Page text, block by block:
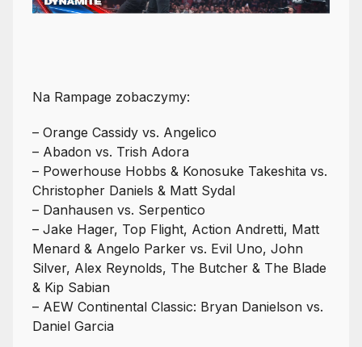
Na Rampage zobaczymy:
– Orange Cassidy vs. Angelico
– Abadon vs. Trish Adora
– Powerhouse Hobbs & Konosuke Takeshita vs.
Christopher Daniels & Matt Sydal
– Danhausen vs. Serpentico
– Jake Hager, Top Flight, Action Andretti, Matt
Menard & Angelo Parker vs. Evil Uno, John
Silver, Alex Reynolds, The Butcher & The Blade
& Kip Sabian
– AEW Continental Classic: Bryan Danielson vs.
Daniel Garcia